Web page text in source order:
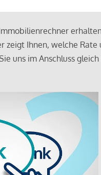
Ihnen, welche
uns im Anschluss gleich